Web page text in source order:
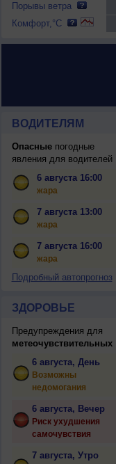
Порывы ветра
Комфорт,°C
ВОДИТЕЛЯМ
Опасныепогодные
явления для водителей
6 августа 16:00
жара
7 августа 13:00
жара
7 августа 16:00
жара
Подробный автопрогноз
ЗДОРОВЬЕ
Предупреждения для
метеочувствительных
6 августа, День
Возможны
недомогания
6 августа, Вечер
Риск ухудшения
самочувствия
7 августа, Утро